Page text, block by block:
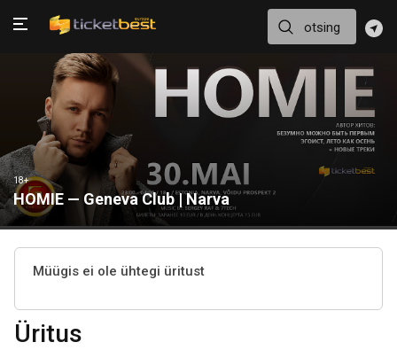
18+
HOMIE — Geneva Club | Narva
Müügis ei ole ühtegi üritust
Üritus